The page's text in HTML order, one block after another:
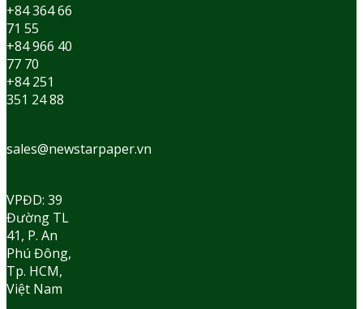
+84 364 66
71 55
+84 966 40
77 70
+84 251
351 24 88
sales@newstarpaper.vn
VPĐD: 39
Đường TL
41, P. An
Phú Đông,
Tp. HCM,
Việt Nam